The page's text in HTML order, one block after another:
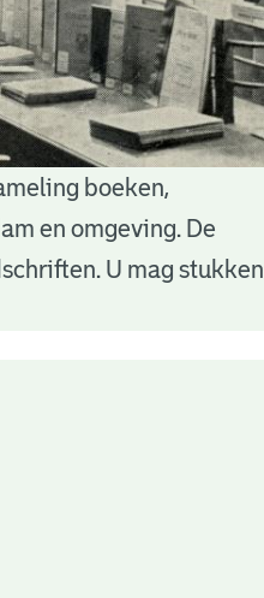
boeken,
en omgeving. De
U mag stukken